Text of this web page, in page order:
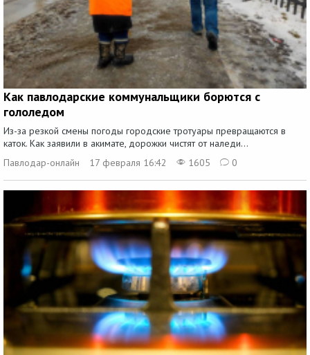
Как павлодарские коммунальщики борются с
гололедом
Из-за резкой смены погоды городские тротуары превращаются в
каток. Как заявили в акимате, дорожки чистят от наледи...
Павлодар-онлайн
17 февраля 16:42 1605 0